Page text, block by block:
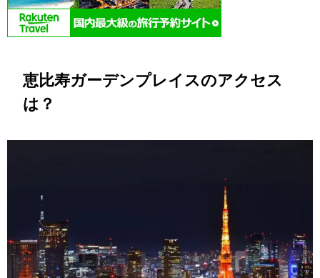
恵比寿ガーデンプレイスのアクセス
は？